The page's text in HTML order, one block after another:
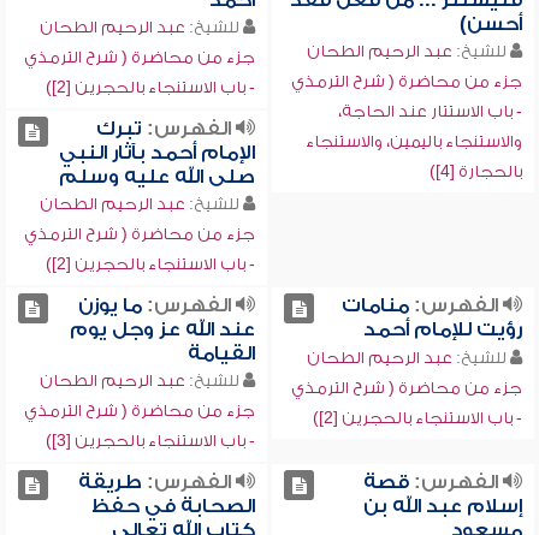
أحسن)
للشيخ: عبد الرحيم الطحان
جزء من محاضرة ( شرح الترمذي
- باب الاستتار عند الحاجة،
والاستنجاء باليمين، والاستنجاء
بالحجارة [4])
للشيخ: عبد الرحيم الطحان
جزء من محاضرة ( شرح الترمذي
- باب الاستنجاء بالحجرين [2])
الفهرس: تبرك
الإمام أحمد بآثار النبي
صلى الله عليه وسلم
للشيخ: عبد الرحيم الطحان
جزء من محاضرة ( شرح الترمذي
- باب الاستنجاء بالحجرين [2])
الفهرس:منامات
رؤيت للإمام أحمد
للشيخ: عبد الرحيم الطحان
جزء من محاضرة ( شرح الترمذي
- باب الاستنجاء بالحجرين [2])
الفهرس:ما يوزن
عند الله عز وجل يوم
القيامة
للشيخ: عبد الرحيم الطحان
جزء من محاضرة ( شرح الترمذي
- باب الاستنجاء بالحجرين [3])
الفهرس:قصة
إسلام عبد الله بن
مسعود
الفهرس: طريقة
الصحابة في حفظ
كتاب الله تعالى